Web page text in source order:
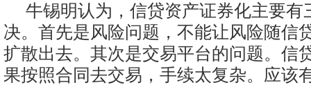
牛锡明认为，信贷资产证券化主要有
决。首先是风险问题，不能让风险随信
扩散出去。其次是交易平台的问题。信
果按照合同去交易，手续太复杂。应该